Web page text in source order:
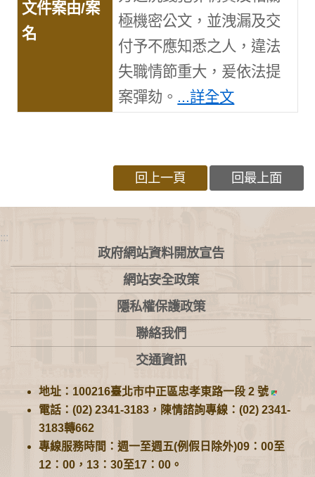
極機密公文，並洩漏及交
付予不應知悉之人，違法
失職情節重大，爰依法提
案彈劾。 ...詳全文
回上一頁 回最上面
:::
政府網站資料開放宣告
網站安全政策
隱私權保護政策
聯絡我們
交通資訊
地址：100216臺北市中正區忠孝東路一段 2 號
電話：(02) 2341-3183，陳情諮詢專線：(02) 2341-
3183轉662
專線服務時間：週一至週五(例假日除外)09：00至
12：00，13：30至17：00。